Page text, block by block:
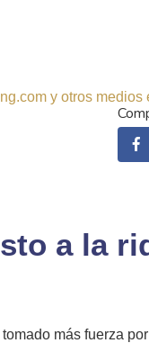
y otros
a la
más fuerza